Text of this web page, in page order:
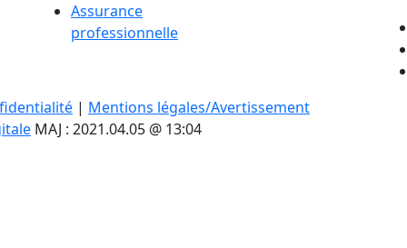
Assurance
professionnelle
| Mentions légales/Avertissement
MAJ : 2021.04.05 @ 13:04